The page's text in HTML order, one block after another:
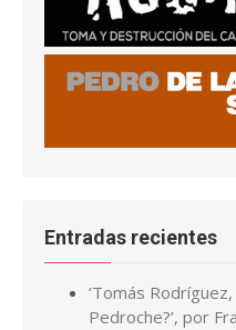
Entradas recientes
‘Tomás
Pedroche?’, por